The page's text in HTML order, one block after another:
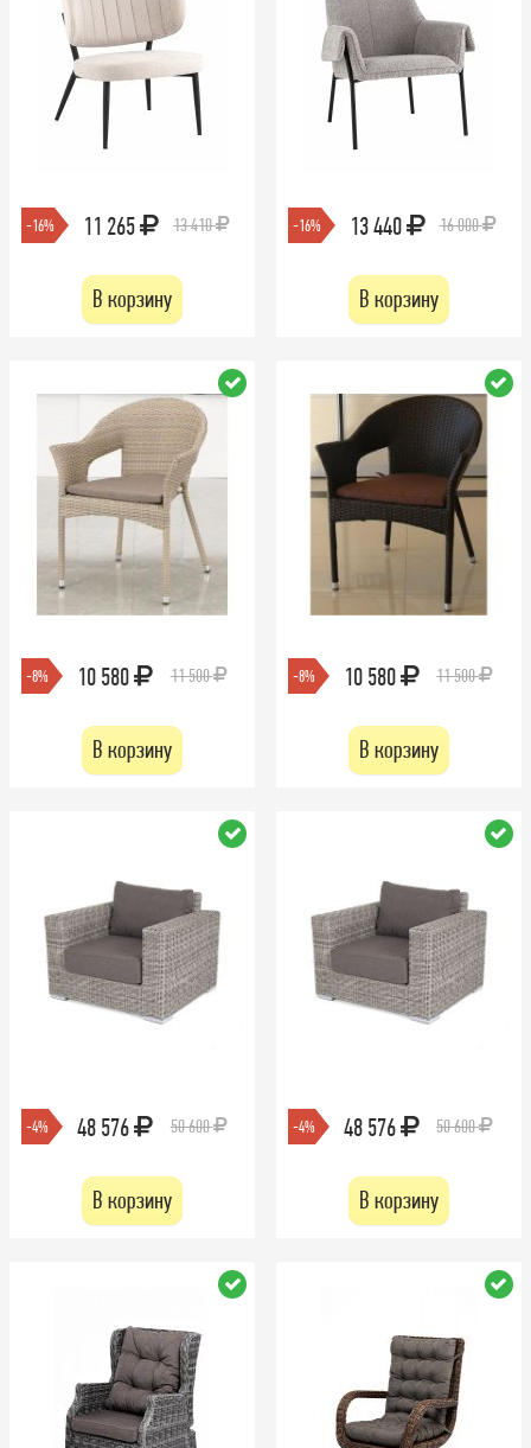
-16% 11 265 13 410
В корзину
-16% 13 440 16 000
В корзину
-8% 10 580 11 500
В корзину
-8% 10 580 11 500
В корзину
-4% 48 576 50 600
В корзину
-4% 48 576 50 600
В корзину